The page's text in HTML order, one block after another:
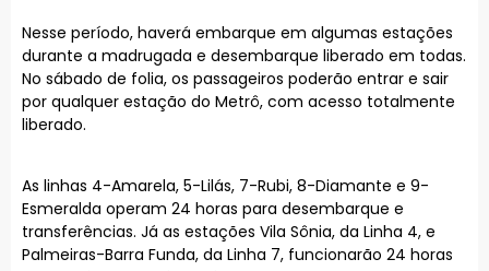
Nesse período, haverá embarque em algumas estações
durante a madrugada e desembarque liberado em todas.
No sábado de folia, os passageiros poderão entrar e sair
por qualquer estação do Metrô, com acesso totalmente
liberado.
As linhas 4-Amarela, 5-Lilás, 7-Rubi, 8-Diamante e 9-
Esmeralda operam 24 horas para desembarque e
transferências. Já as estações Vila Sônia, da Linha 4, e
Palmeiras-Barra Funda, da Linha 7, funcionarão 24 horas